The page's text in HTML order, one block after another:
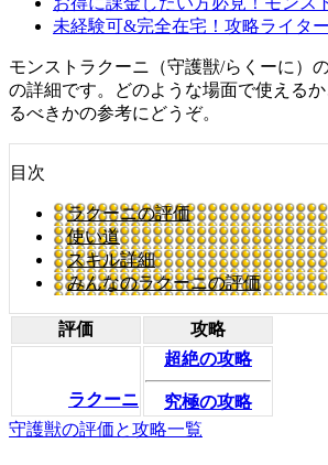
未経験可&完全在宅！攻略ライター
モンストラクーニ（守護獣/らくーに）
の詳細です。どのような場面で使える
るべきかの参考にどうぞ。
目次
ラクーニの評価
使い道
スキル詳細
みんなのラクーニの評価
評価 攻略
ラクーニ
超絶の攻略
究極の攻略
守護獣の評価と攻略一覧